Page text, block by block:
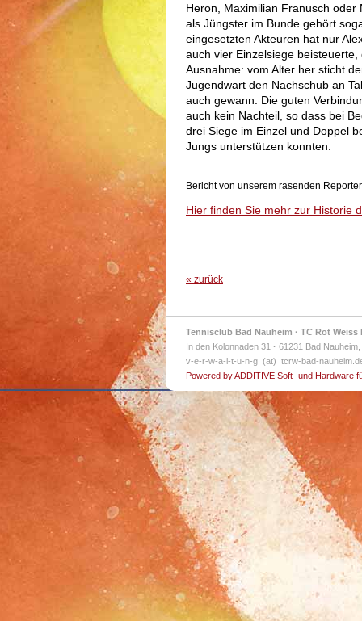
Heron, Maximilian Franusch oder
als Jüngster im Bunde gehört
eingesetzten Akteuren hat nur
auch vier Einzelsiege
Ausnahme: vom Alter her sticht
Jugendwart den Nachschub an
auch gewann. Die guten
auch kein Nachteil, so dass bei
drei Siege im Einzel und Doppel
Jungs unterstützen konnten.
Bericht von unserem rasenden
Hier finden Sie mehr zur Historie
« zurück
Tennisclub Bad Nauheim · TC Rot Weiss
In den Kolonnaden 31 · 61231 Bad
v-e-r-w-a-l-t-u-n-g (at) tcrw-bad-
Powered by ADDITIVE Soft- und Hardware